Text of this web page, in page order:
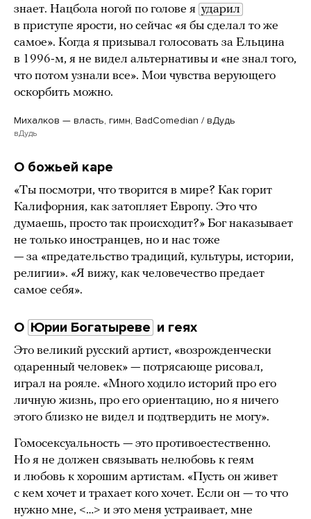
знает. Нацбола ногой по голове я ударил
в приступе ярости, но сейчас «я бы сделал то же
самое». Когда я призывал голосовать за Ельцина
в 1996-м, я не видел альтернативы и «не знал того,
что потом узнали все». Мои чувства верующего
оскорбить можно.
Михалков — власть, гимн, BadComedian / вДудь
вДудь
О божьей каре
«Ты посмотри, что творится в мире? Как горит
Калифорния, как затопляет Европу. Это что
думаешь, просто так происходит?» Бог наказывает
не только иностранцев, но и нас тоже
— за «предательство традиций, культуры, истории,
религии». «Я вижу, как человечество предает
самое себя».
О Юрии Богатыреве и геях
Это великий русский артист, «возрожденчески
одаренный человек» — потрясающе рисовал,
играл на рояле. «Много ходило историй про его
личную жизнь, про его ориентацию, но я ничего
этого близко не видел и подтвердить не могу».
Гомосексуальность — это противоестественно.
Но я не должен связывать нелюбовь к геям
и любовь к хорошим артистам. «Пусть он живет
с кем хочет и трахает кого хочет. Если он — то что
нужно мне, <…> и это меня устраивает, мне